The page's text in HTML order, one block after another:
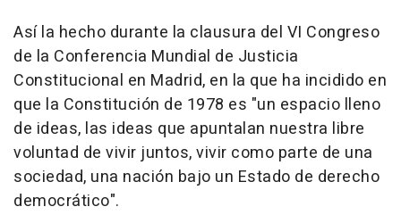
Así la hecho durante la clausura del VI Congreso
de la Conferencia Mundial de Justicia
Constitucional en Madrid, en la que ha incidido en
que la Constitución de 1978 es "un espacio lleno
de ideas, las ideas que apuntalan nuestra libre
voluntad de vivir juntos, vivir como parte de una
sociedad, una nación bajo un Estado de derecho
democrático".